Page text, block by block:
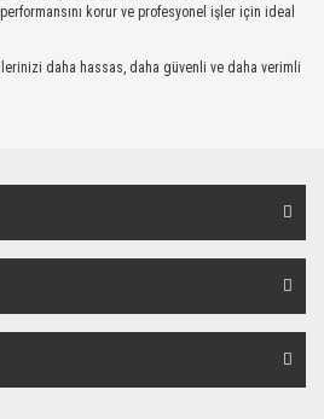
korur ve profesyonel işler için ideal
daha hassas, daha güvenli ve daha verimli